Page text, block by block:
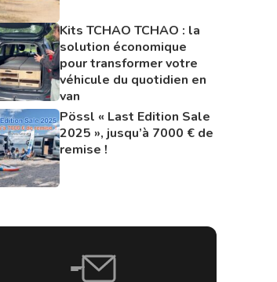
Kits TCHAO TCHAO : la
solution économique
pour transformer votre
véhicule du quotidien en
van
Pössl « Last Edition Sale
2025 », jusqu’à 7000 € de
remise !